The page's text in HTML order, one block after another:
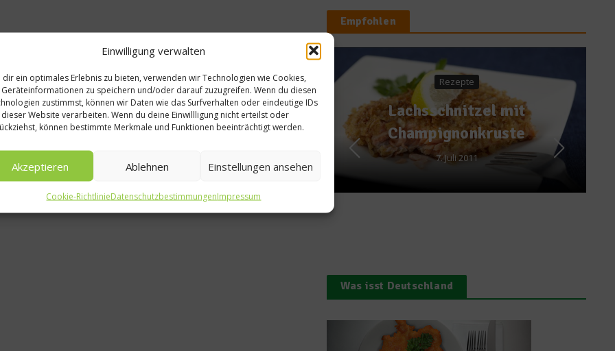
Einwilligung verwalten
dir ein optimales Erlebnis zu bieten, verwenden wir Technologien wie Cookies,
Geräteinformationen zu speichern und/oder darauf zuzugreifen. Wenn du diesen
zustimmst, können wir Daten wie das Surfverhalten oder eindeutige IDs
dieser Website verarbeiten. Wenn du deine Einwillligung nicht erteilst oder
können bestimmte Merkmale und Funktionen beeinträchtigt werden.
Akzeptieren Ablehnen Einstellungen ansehen
Cookie-RichtlinieDatenschutzbestimmungenImpressum
Empfohlen
Rezepte
Lachsschnitzel mit
Champignonkruste
News
Die Zahl der
Was isst Deutschland